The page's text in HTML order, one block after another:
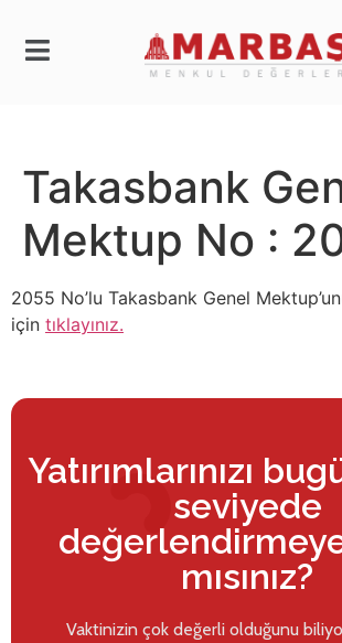
Takasbank
Mektup No :
2055 No’lu Takasbank Genel
için tıklayınız.
Yatırımlarınızı
seviyede
mısınız?
Vaktinizin çok değerli olduğunu